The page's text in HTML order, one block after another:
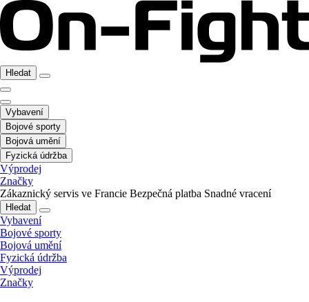
Hledat
Vybavení
Bojové sporty
Bojová umění
Fyzická údržba
Výprodej
Značky
Zákaznický servis ve Francie Bezpečná platba Snadné vracení
Hledat
Vybavení
Bojové sporty
Bojová umění
Fyzická údržba
Výprodej
Značky